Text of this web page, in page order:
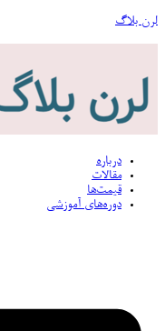
لرن بلاگ
درباره
مقالات
قیمت‌ها
دوره‌های آموزشی